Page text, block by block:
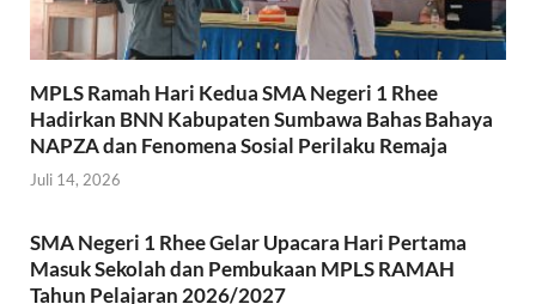
MPLS Ramah Hari Kedua SMA Negeri 1 Rhee
Hadirkan BNN Kabupaten Sumbawa Bahas Bahaya
NAPZA dan Fenomena Sosial Perilaku Remaja
Juli 14, 2026
SMA Negeri 1 Rhee Gelar Upacara Hari Pertama
Masuk Sekolah dan Pembukaan MPLS RAMAH
Tahun Pelajaran 2026/2027